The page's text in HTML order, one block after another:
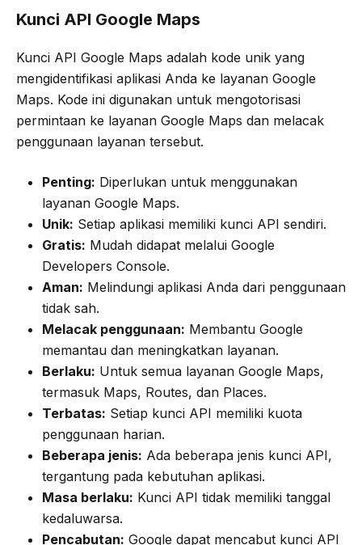
Kunci API Google Maps
Kunci API Google Maps adalah kode unik yang
mengidentifikasi aplikasi Anda ke layanan Google
Maps. Kode ini digunakan untuk mengotorisasi
permintaan ke layanan Google Maps dan melacak
penggunaan layanan tersebut.
Penting: Diperlukan untuk menggunakan
layanan Google Maps.
Unik: Setiap aplikasi memiliki kunci API sendiri.
Gratis: Mudah didapat melalui Google
Developers Console.
Aman: Melindungi aplikasi Anda dari penggunaan
tidak sah.
Melacak penggunaan: Membantu Google
memantau dan meningkatkan layanan.
Berlaku: Untuk semua layanan Google Maps,
termasuk Maps, Routes, dan Places.
Terbatas: Setiap kunci API memiliki kuota
penggunaan harian.
Beberapa jenis: Ada beberapa jenis kunci API,
tergantung pada kebutuhan aplikasi.
Masa berlaku: Kunci API tidak memiliki tanggal
kedaluwarsa.
Pencabutan: Google dapat mencabut kunci API